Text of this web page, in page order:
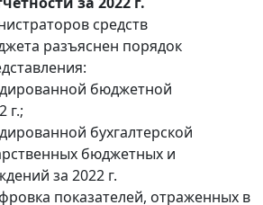
средств
разъяснен порядок
бюджетной
г.;
бухгалтерской
бюджетных и
за 2022 г.
показателей, отраженных в